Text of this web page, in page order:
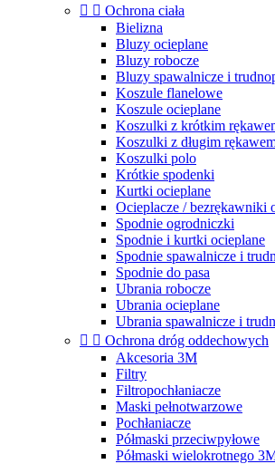
  Ochrona ciała
Bielizna
Bluzy ocieplane
Bluzy robocze
Bluzy spawalnicze i
Koszule flanelowe
Koszule ocieplane
Koszulki z krótkim
Koszulki z długim
Koszulki polo
Krótkie spodenki
Kurtki ocieplane
Ocieplacze / bezrękawniki
Spodnie ogrodniczki
Spodnie i kurtki ocieplane
Spodnie spawalnicze i
Spodnie do pasa
Ubrania robocze
Ubrania ocieplane
Ubrania spawalnicze i
  Ochrona dróg oddechowych
Akcesoria 3M
Filtry
Filtropochłaniacze
Maski pełnotwarzowe
Pochłaniacze
Półmaski przeciwpyłowe
Półmaski wielokrotnego